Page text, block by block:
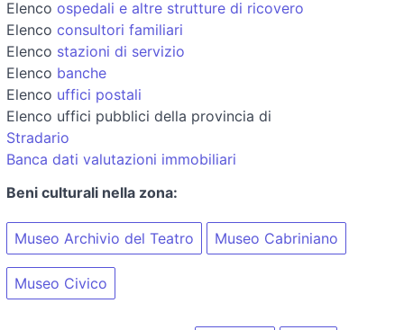
Elenco ospedali e altre strutture di ricovero
Elenco consultori familiari
Elenco stazioni di servizio
Elenco banche
Elenco uffici postali
Elenco uffici pubblici della provincia di
Stradario
Banca dati valutazioni immobiliari
Beni culturali nella zona:
Museo Archivio del Teatro Museo Cabriniano
Museo Civico